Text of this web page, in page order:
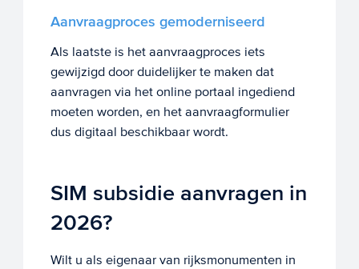
Aanvraagproces gemoderniseerd
Als laatste is het aanvraagproces iets
gewijzigd door duidelijker te maken dat
aanvragen via het online portaal ingediend
moeten worden, en het aanvraagformulier
dus digitaal beschikbaar wordt.
SIM subsidie aanvragen in
2026?
Wilt u als eigenaar van rijksmonumenten in